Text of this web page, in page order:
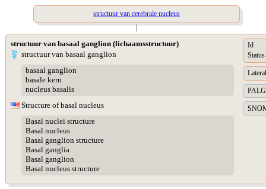
structuur van cerebrale nucleus
|
structuur van basaal ganglion (lichaamsstructuur)
structuur van basaal ganglion
basaal ganglion
basale kern
nucleus basalis
Structure of basal nucleus
Basal nuclei structure
Basal nucleus
Basal ganglion structure
Basal ganglia
Basal ganglion
Basal nucleus structure
Id
Status